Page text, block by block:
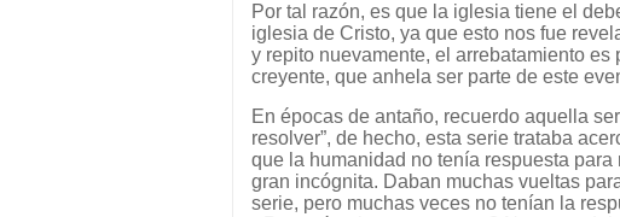
Por tal razón, es que la iglesia tiene el
iglesia de Cristo, ya que esto nos fue
y repito nuevamente, el arrebatamiento es
creyente, que anhela ser parte de este
En épocas de antaño, recuerdo aquella
resolver”, de hecho, esta serie trataba
que la humanidad no tenía respuesta
gran incógnita. Daban muchas vueltas
serie, pero muchas veces no tenían la